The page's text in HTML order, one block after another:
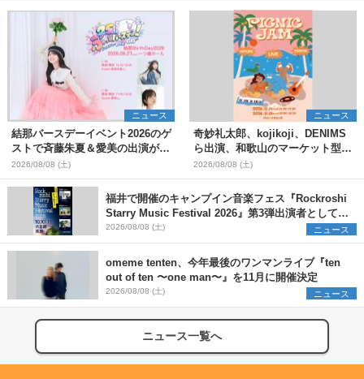
ニュース
結那バースデーイベント2026のゲ
ストで斉藤朱夏＆愛美の出演が決
定
2026/08/08 (土)
ニュース
奇妙礼太郎、kojikoji、DENIMS
ら出演、和歌山のマーケット型野
外イベント『PICNIC JAM
2026』早割チケット発売開始
2026/08/08 (土)
福井で開催のキャンプイン音楽フェス『Rockroshi
Starry Music Festival 2026』第3弾出演者として
SCOOBIE DO、かりゆし58、Reiを発表
2026/08/08 (土) ニュース
omeme tenten、今年最後のワンマンライブ『ten
out of ten 〜one man〜』を11月に開催決定
2026/08/08 (土) ニュース
ニュース一覧へ